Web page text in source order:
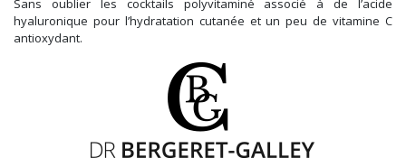
Sans oublier les cocktails polyvitaminé associé à de l’acide
hyaluronique pour l’hydratation cutanée et un peu de vitamine C
antioxydant.